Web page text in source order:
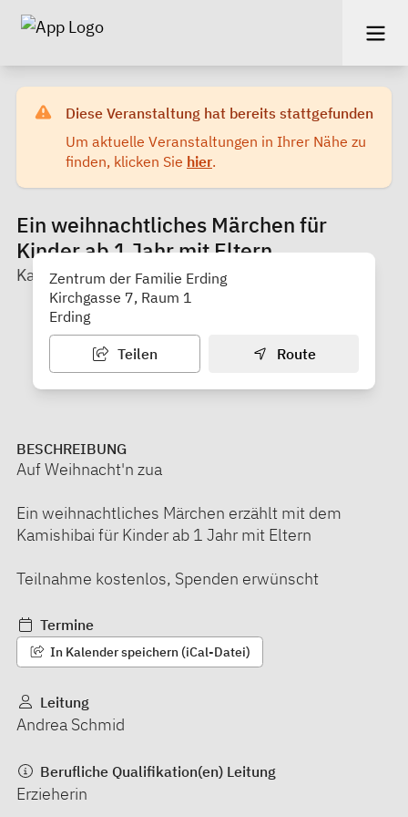
Diese Veranstaltung hat bereits stattgefunden
Um aktuelle Veranstaltungen in Ihrer Nähe zu
finden, klicken Sie hier.
Ein weihnachtliches Märchen für
Kinder ab 1 Jahr mit Eltern
Katholisches Bildungswerk Erding
Zentrum der Familie Erding
Kirchgasse 7, Raum 1
Erding
Teilen Route
BESCHREIBUNG
Auf Weihnacht'n zua
Ein weihnachtliches Märchen erzählt mit dem
Kamishibai für Kinder ab 1 Jahr mit Eltern
Teilnahme kostenlos, Spenden erwünscht
Termine
In Kalender speichern (iCal-Datei)
Leitung
Andrea Schmid
Berufliche Qualifikation(en) Leitung
Erzieherin